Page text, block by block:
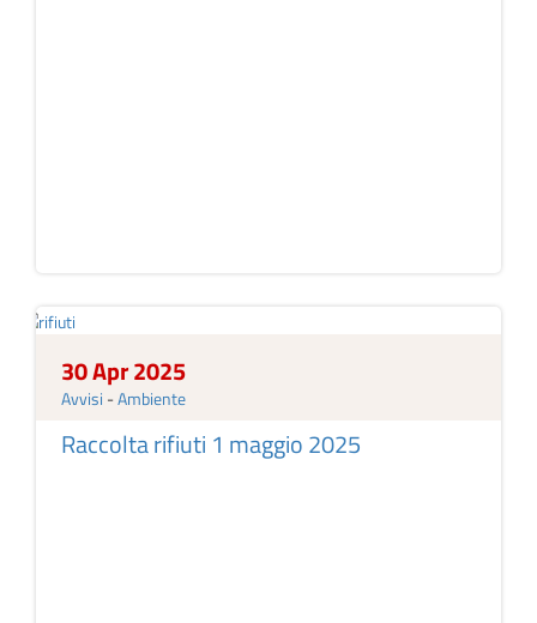
30 Apr 2025
Avvisi -Ambiente
Raccolta rifiuti 1 maggio 2025